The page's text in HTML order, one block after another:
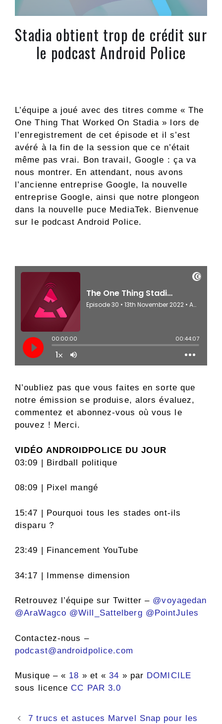
Stadia obtient trop de crédit sur
le podcast Android Police
L’équipe a joué avec des titres comme « The
One Thing That Worked On Stadia » lors de
l’enregistrement de cet épisode et il s’est
avéré à la fin de la session que ce n’était
même pas vrai. Bon travail, Google : ça va
nous montrer. En attendant, nous avons
l’ancienne entreprise Google, la nouvelle
entreprise Google, ainsi que notre plongeon
dans la nouvelle puce MediaTek. Bienvenue
sur le podcast Android Police.
N’oubliez pas que vous faites en sorte que
notre émission se produise, alors évaluez,
commentez et abonnez-vous où vous le
pouvez ! Merci.
VIDÉO ANDROIDPOLICE DU JOUR
03:09 | Birdball politique
08:09 | Pixel mangé
15:47 | Pourquoi tous les stades ont-ils
disparu ?
23:49 | Financement YouTube
34:17 | Immense dimension
Retrouvez l’équipe sur Twitter – @voyagedan
@AraWagco @Will_Sattelberg @PointJules
Contactez-nous –
podcast@androidpolice.com
Musique – « 18 » et «34 » par DOMICILE
sous licenceCC PAR 3.0
Navigation
7 trucs et astuces Marvel Snap pour les